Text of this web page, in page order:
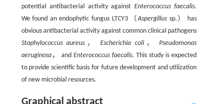
potential antibacterial activity againstEnterococcus faecalis.
We found an endophytic fungus LTCY3 （Aspergillussp.） has
obvious antibacterial activity against common clinical pathogens
Staphylococcus aureus ，Escherichia coli，Pseudomonas
aeruginosa， and Enterococcus faecalis. This study is expected
to provide scientific basis for future development and utilization
of new microbial resources.